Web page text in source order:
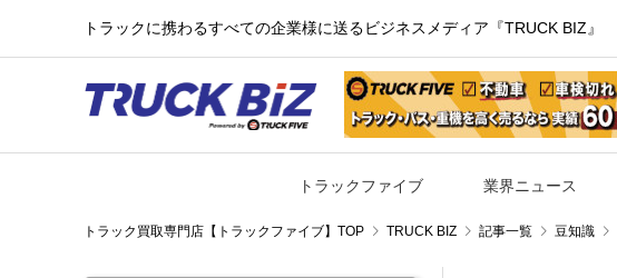
トラックに携わるすべての企業様に送るビジネスメディア『TRUCK BIZ』
トラックファイブ 業界ニュース
TRUCK BIZ 記事一覧 豆知識